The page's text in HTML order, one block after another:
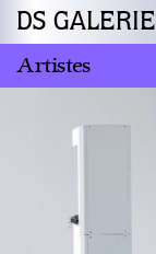
DS GALERIE
Artistes